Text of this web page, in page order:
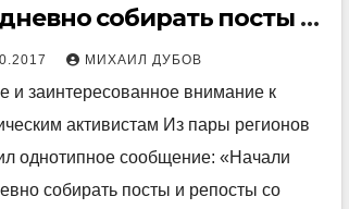
собирать посты и
со страниц
Навального
МИХАИЛ ДУБОВ
и заинтересованное внимание к
активистам Из пары регионов
однотипное сообщение: «Начали
собирать посты и репосты со